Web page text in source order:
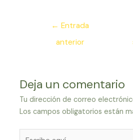
Navegación
entradas
← Entrada
anterior
Deja un comentario
Tu dirección de correo
Los campos obligatorios están